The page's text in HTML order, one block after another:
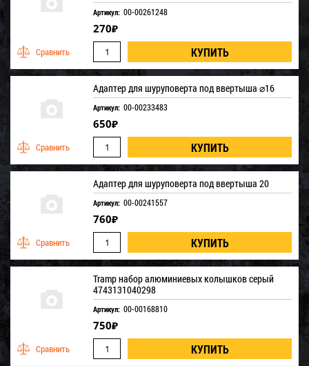
Артикул: 00-00261248
270₽
Адаптер для шуруповерта под ввертыша ⌀16
Артикул: 00-00233483
650₽
Адаптер для шуруповерта под ввертыша 20
Артикул: 00-00241557
760₽
Tramp набор алюминиевых колышков серый
4743131040298
Артикул: 00-00168810
750₽